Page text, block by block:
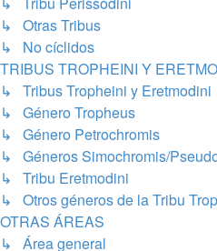
↳ Otras Tribus
↳ No cíclidos
TRIBUS TROPHEINI Y
↳ Tribus Tropheini y Eretmodini
↳ Género Tropheus
↳ Género Petrochromis
↳ Géneros Simochromis/
↳ Tribu Eretmodini
↳ Otros géneros de la Tribu
OTRAS ÁREAS
↳ Área general